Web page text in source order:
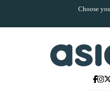
Choose